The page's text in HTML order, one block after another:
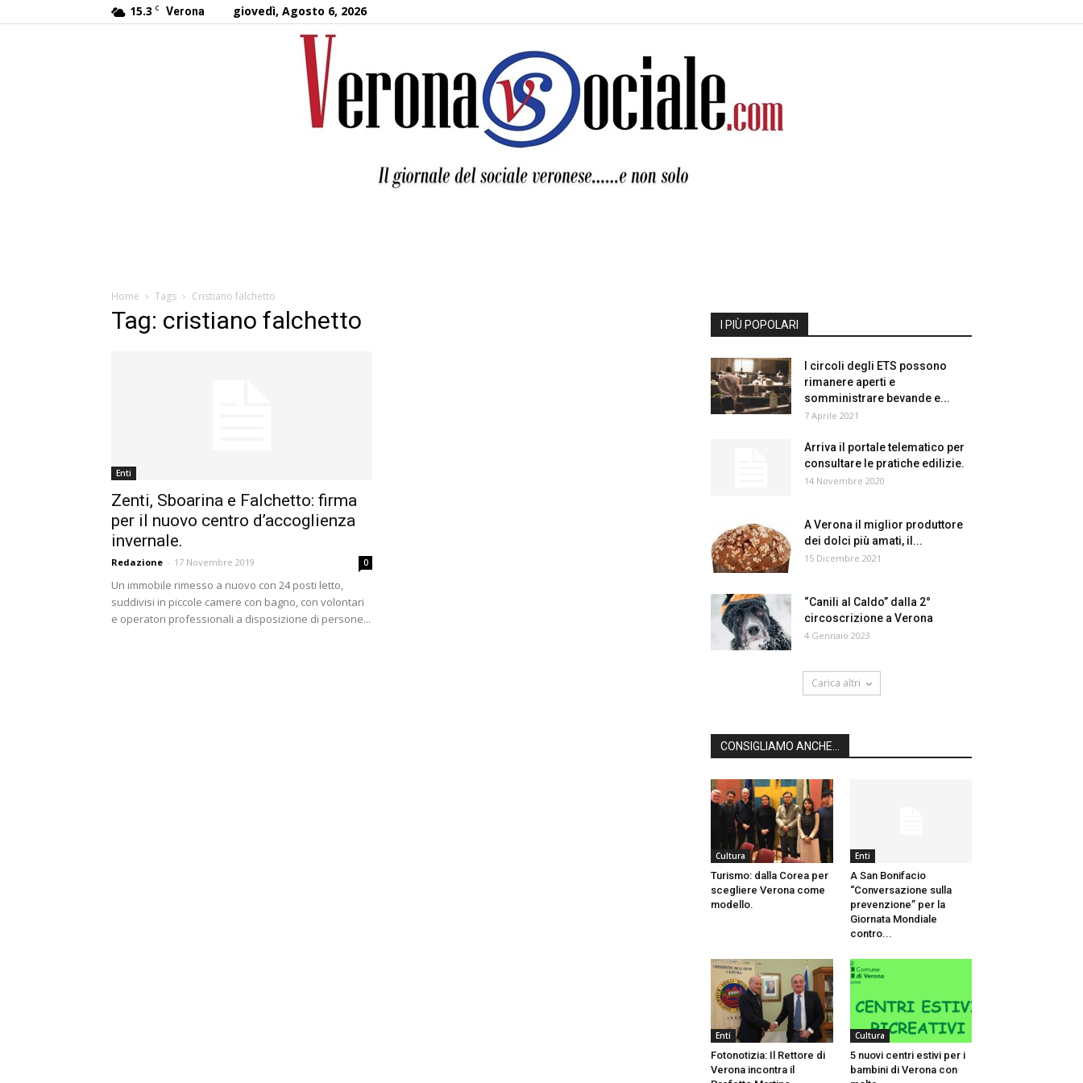
15.3 C Verona giovedì, Agosto 6, 2026
Home Tags Cristiano falchetto
Tag: cristiano falchetto
Enti
Zenti, Sboarina e Falchetto: firma
per il nuovo centro d’accoglienza
invernale.
Redazione - 17 Novembre 2019 0
Un immobile rimesso a nuovo con 24 posti letto,
suddivisi in piccole camere con bagno, con volontari
e operatori professionali a disposizione di persone...
I PIÙ POPOLARI
I circoli degli ETS possono
rimanere aperti e
somministrare bevande e...
7 Aprile 2021
Arriva il portale telematico per
consultare le pratiche edilizie.
14 Novembre 2020
A Verona il miglior produttore
dei dolci più amati, il...
15 Dicembre 2021
“Canili al Caldo” dalla 2°
circoscrizione a Verona
4 Gennaio 2023
Carica altri
CONSIGLIAMO ANCHE...
Cultura
Turismo: dalla Corea per
scegliere Verona come
modello.
Enti
A San Bonifacio
“Conversazione sulla
prevenzione” per la
Giornata Mondiale
contro...
Enti
Fotonotizia: Il Rettore di
Verona incontra il
Cultura
5 nuovi centri estivi per i
bambini di Verona con